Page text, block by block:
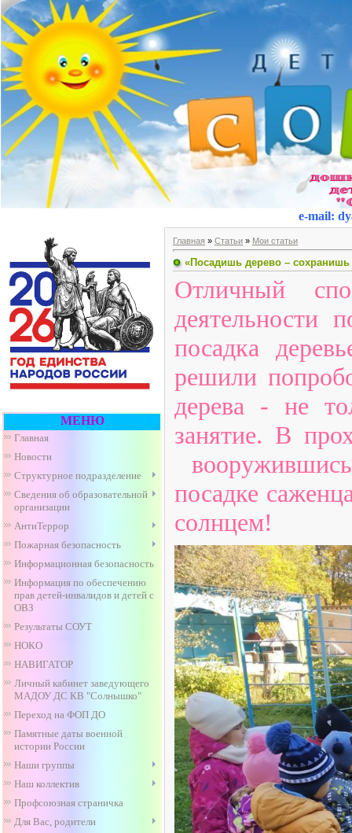
e-mail:
МЕНЮ
Главная
Новости
Структурное подразделение
Сведения об образовательной
организации
АнтиТеррор
Пожарная безопасность
Информационная безопасность
Информация по обеспечению
прав детей-инвалидов и детей с
ОВЗ
Результаты СОУТ
НОКО
НАВИГАТОР
Личный кабинет заведующего
МАДОУ ДС КВ "Солнышко"
Переход на ФОП ДО
Памятные даты военной
истории России
Наши группы
Наш коллектив
Профсоюзная страничка
Для Вас, родители
Главная » Статьи » Мои статьи
«Посадишь дерево – сохранишь
Отличный
посадка
решили
дерева - не
занятие. В
посадке
солнцем!